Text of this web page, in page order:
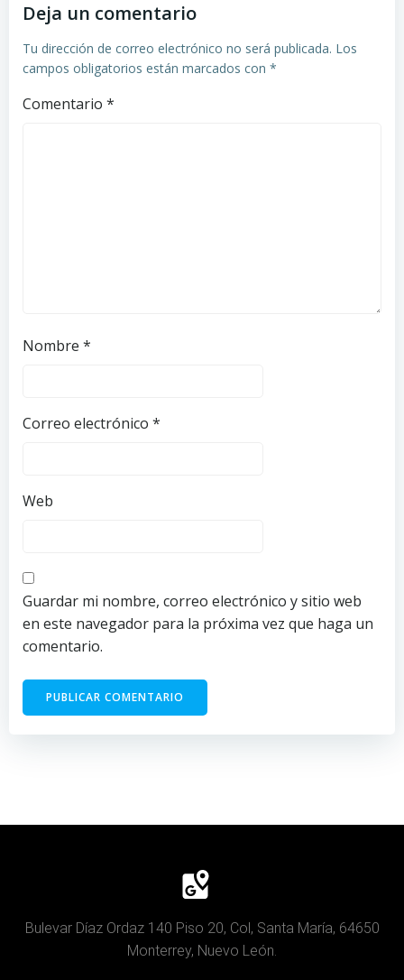
Deja un comentario
Tu dirección de correo electrónico no será publicada. Los
campos obligatorios están marcados con *
Comentario *
Nombre *
Correo electrónico *
Web
Guardar mi nombre, correo electrónico y sitio web
en este navegador para la próxima vez que haga un
comentario.
Bulevar Díaz Ordaz 140 Piso 20, Col, Santa María, 64650
Monterrey, Nuevo León.